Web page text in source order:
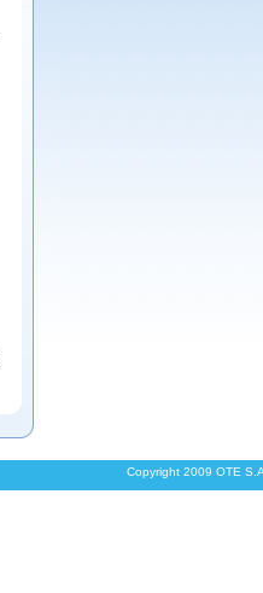
Copyright 2009 OTE S.A.